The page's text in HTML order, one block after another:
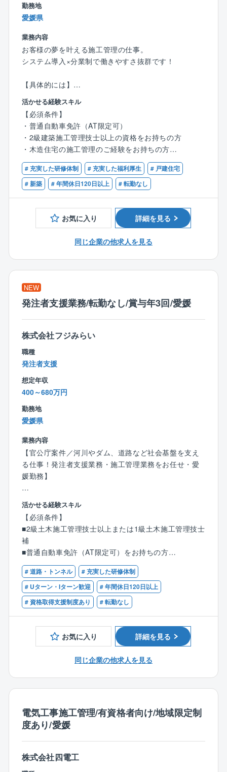
していきます。毎月2件の完工を目標に、お客様の想い
をカタチにしていきましょう！
＜ここもPOINT＞
★収入もキャリアもアップ
がほとんど。
手当も支給される上、実績や経験に応じてキャリアも
アップ。頑張りが必ず報われる環境です。
さらに、現場の管理1件ごとにインセンティブが支給さ
れるため、担当した分だけ収入がアップしていきま
す。
★効率的に業務を管理
現場の巡回や資料作成・整理など、業務時間を圧迫す
ることが多い施工管理職。
同社では、各現場を効率的に管理できるよう、施工管
理アプリシステム『ANDPAD』を導入。
直接現場へ行かなくても、いつでもどこでもスケジュ
ール・現状の把握が可能なため、移動に時間を取られ
勤務地
愛媛県
業務内容
お客様の夢を叶える施工管理の仕事。
システム導入×分業制で働きやすさ抜群です！
【具体的には】
・営業からお客様を引き継ぎ、施工の打ち合わせ
・職人の手配や資材の発注を実施
・着工したら現場で品質・工程・安全管理を担当
・約3～4ヶ月で完成。引き渡しが無事に進めば、1案件
完了！
【ポイント】
◆依頼主は地域に住むファミリー層や、建て替え希望
のシニア層など
◆各現場への確認・訪問回数は1日2～3件
◆訪問先は車で1時間圏内
◆並行して進める案件は6件程度
◆注文住宅と規格住宅の割合は7：3
【働きやすい環境】
◆”残業はしない”方針
業務システムアプリの導入により、いつでもどこで
も施工状況を確認。
また、着工前の打合せは営業と分業しているため残
業削減に。
◆インセンティブで頑張りを還元
賞与やインセンティブがモチベーションに！
頑張りをきちんと評価する体制があります◎
活かせる経験スキル
【必須条件】
・普通自動車免許（AT限定可）
・2級建築施工管理技士以上の資格をお持ちの方
・木造住宅の施工管理のご経験をお持ちの方
【歓迎条件】
・1級建築施工管理をお持ちの方
# 充実した研修体制 # 充実した福利厚生
# 戸建住宅
# 新築
# 年間休日120日以上 # 転勤なし
お気に入り 詳細を見る
同じ企業の他求人を見る
NEW
発注者支援業務/転勤なし/賞与年3回/愛媛
株式会社フジみらい
職種
発注者支援
想定年収
400～680万円
勤務地
愛媛県
業務内容
【官公庁案件／河川やダム、道路など社会基盤を支え
る仕事！発注者支援業務・施工管理業務をお任せ・愛
媛勤務】
■業務内容：
同社、愛媛県にて国や県など、主に官公庁が発注する
公共事業の技術支援を行っていただきます。
※大洲市は山鳥坂ダム（やまとさか）の案件になりま
す。
発注者支援業務の内容は工事監督支援業務になりま
す。
◎技術資料作成等業務：公共事業の発注業務・工事に
関する資料作成等
◎工事監督支援業務：国や自治体などの公共工事発注
者（官公庁）の職員に代わり、民間の技術者が現場の
品質確認や書類チェック、打ち合わせの補助業務
ンバーが活躍中です！
設コンサルタントや工事業者）の間に立ち、双方をつ
なぐ役割を果たしながら、公共事業を円滑に進めるサ
ポートをしています。
配属後は、各勤務地へ直行直帰の働き方です。先輩がO
JTで指導しますのでご安心ください。
活かせる経験スキル
【必須条件】
■2級土木施工管理技士以上または1級土木施工管理技士
補
■普通自動車免許（AT限定可）をお持ちの方
【歓迎条件】
■国発注の工事担当・発注者支援業務の経験をお持ちの
方
■土木分野での現場工事、施工管理、建設コンサルタン
■技術士（補）、RCCMなど土木・建設関連の資格をお
持ちの方
# 道路・トンネル
# 充実した研修体制
# Uターン・Iターン歓迎
# 年間休日120日以上
# 資格取得支援制度あり
# 転勤なし
お気に入り 詳細を見る
同じ企業の他求人を見る
電気工事施工管理/有資格者向け/地域限定制
度あり/愛媛
株式会社四電工